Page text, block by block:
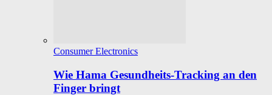
Consumer Electronics
Wie Hama Gesundheits-Tracking an den
Finger bringt